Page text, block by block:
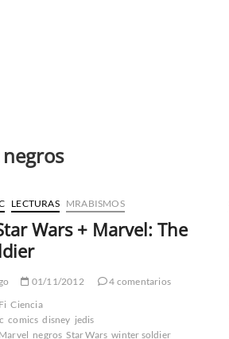
negros
LECTURAS MRABISMOS
Wars + Marvel: The
01/11/2012
4 comentarios
Ciencia
comics disney jedis
Marvel negros Star Wars winter soldier